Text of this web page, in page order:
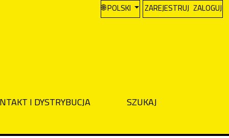
CHANGE THE LANGUAGE. THE
POLSKI ZAREJESTRUJ ZALOGUJ
I DYSTRYBUCJA
SZUKAJ